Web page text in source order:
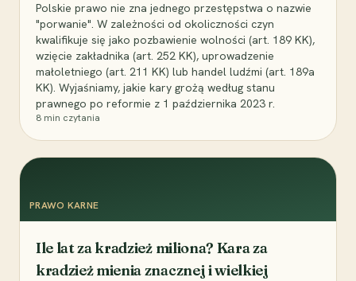
Polskie prawo nie zna jednego przestępstwa o nazwie
"porwanie". W zależności od okoliczności czyn
kwalifikuje się jako pozbawienie wolności (art. 189 KK),
wzięcie zakładnika (art. 252 KK), uprowadzenie
małoletniego (art. 211 KK) lub handel ludźmi (art. 189a
KK). Wyjaśniamy, jakie kary grożą według stanu
prawnego po reformie z 1 października 2023 r.
8 min czytania
PRAWO KARNE
Ile lat za kradzież miliona? Kara za
kradzież mienia znacznej i wielkiej